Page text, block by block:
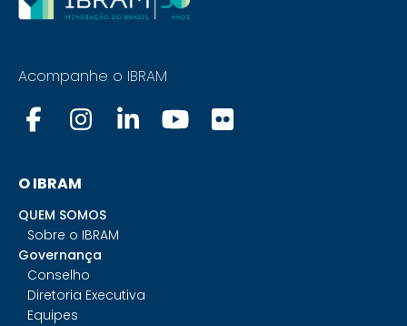
Acompanhe o IBRAM
O IBRAM
QUEM SOMOS
Sobre o IBRAM
Governança
Conselho
Diretoria Executiva
Equipes